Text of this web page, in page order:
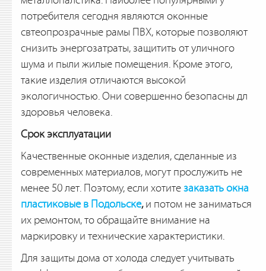
потребителя сегодня являются оконные
свтеопрозрачные рамы ПВХ, которые позволяют
снизить энергозатраты, защитить от уличного
шума и пыли жилые помещения. Кроме этого,
такие изделия отличаются высокой
экологичностью. Они совершенно безопасны дл
здоровья человека.
Срок эксплуатации
Качественные оконные изделия, сделанные из
современных материалов, могут прослужить не
менее 50 лет. Поэтому, если хотитезаказать окна
пластиковые в Подольске,и потом не заниматься
их ремонтом, то обращайте внимание на
маркировку и технические характеристики.
Для защиты дома от холода следует учитывать